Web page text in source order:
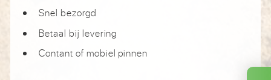
Snel bezorgd
Betaal bij levering
Contant of mobiel pinnen